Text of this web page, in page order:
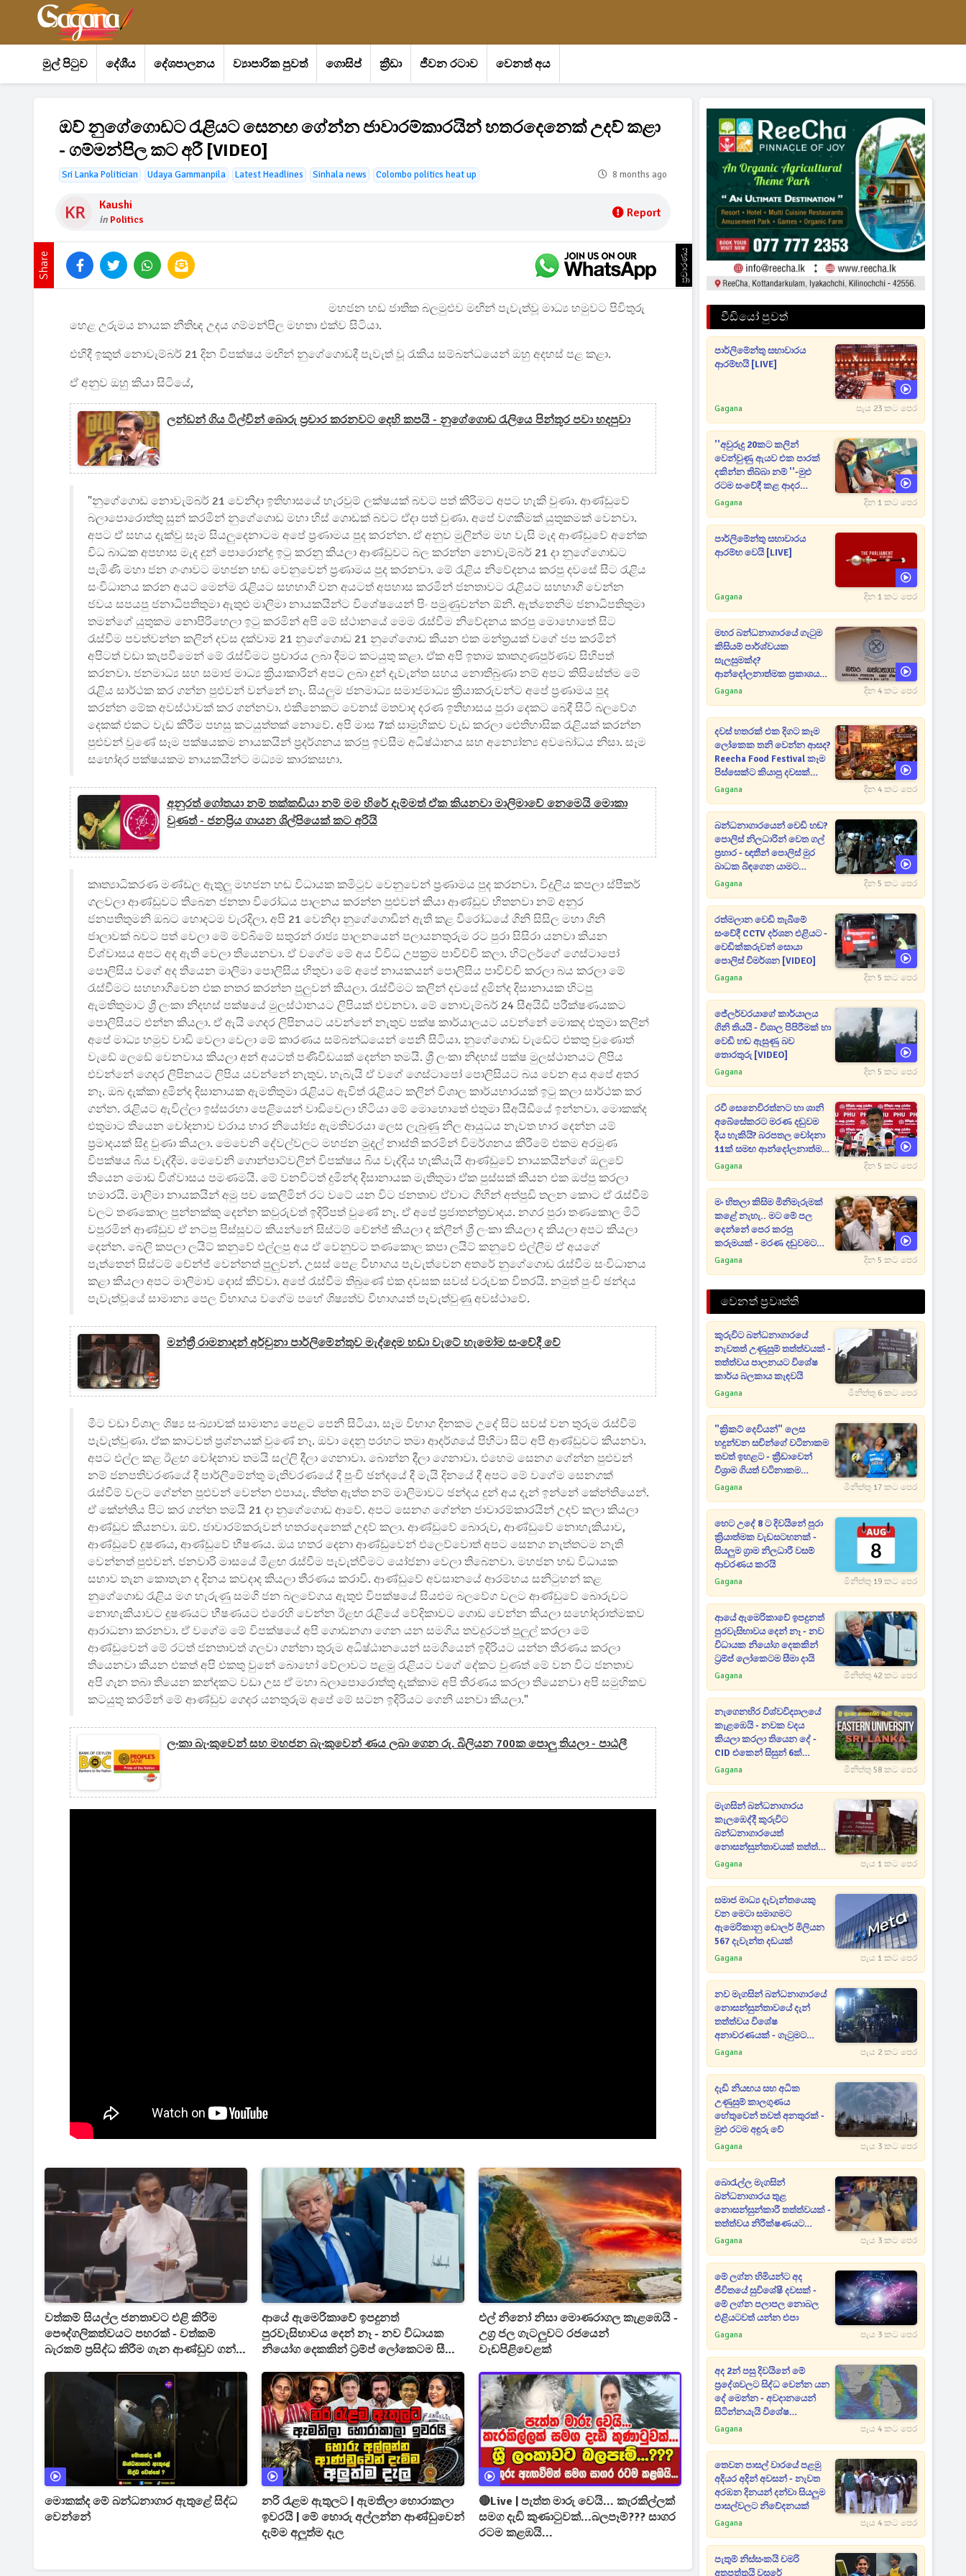
මුල් පිටුව දේශීය දේශපාලනය ව්‍යාපාරික පුවත් ගොසිප් ක්‍රීඩා ජීවන රටාව වෙනත් අය
ඔව් නුගේගොඩට රැළියට සෙනඟ ගේන්න ජාවාරම්කාරයින් හතරදෙනෙක් උදව් කළා
- ගම්මන්පිල කට අරී [VIDEO]
Sri Lanka Politician Udaya Gammanpila Latest Headlines Sinhala news Colombo politics heat up 8 months ago
Kaushi
in Politics Report
Share ප්‍රචාරණය
මහජන හඩ ජාතික බලමුළුව මඟින් පැවැත්වූ මාධ්‍ය හමුවට පිවිතුරු
හෙළ උරුමය නායක නීතිඥ උදය ගම්මන්පිල මහතා එක්ව සිටියා.
එහිදී ඉකුත් නොවැම්බර් 21 දින විපක්ෂය මඟින් නුගේගොඩදී පැවැත් වූ රැකිය සම්බන්ධයෙන් ඔහු අදහස් පළ කළා.
ඒ අනුව ඔහු කියා සිටියේ,
ලන්ඩන් ගිය ටිල්වින් බොරු ප්‍රචාර කරනවට දෙහි කපයි - නුගේගොඩ රැලියෙ පින්තූර පවා හදපුවා
"නුගේගොඩ නොවැම්බර් 21 වෙනිදා ඉතිහාසයේ හැරවුම් ලක්ෂයක් බවට පත් කිරිමට අපට හැකි වුණා. ආණ්ඩුවේ
බලාපොරොත්තු සුන් කරමින් නුගේගොඩ මහා හිස් ගොඩක් බවට ඒදා පත් වුණා. අපේ වගකීමක් යුතුකමක් වෙනවා.
අපට ඒ සහය දැක්වු සෑම සියලුදෙනාටම අපේ ප්‍රණාමය පුද කරන්න. ඒ අනුව මුලින්ම මහ වැසි මැද ආණ්ඩුවේ අනේක
විධ බාධක අපහාස මැද දුන් පොරොන්දු ඉටු කරනු කියලා ආණ්ඩුවට බල කරන්න නොවැම්බර් 21 දා නුගේගොඩට
පැමිණි මහා ජන ගංගාවට මහජන හඬ වෙනුවෙන් ප්‍රණාමය පුද කරනවා. මේ රැළිය නිවේදනය කරපු දවසේ සිට රැළිය
සංවිධානය කරන අයට මෙන්ම රැළියට සහභාගි වන අයටත් අපහාස කරමින් ජනතාවට රැළියට සහභාගි වෙන්න
ජවය සපයපු ජනාධිපතිතුමා ඇතුළු මාලිමා නායකයින්ට විශේෂයෙන් පිං පමුණුවන්න ඕනි. ඇත්තෙනිම ජනාධිපතිතුමා
තමන්ගේ යුතුකම නොපිරිහෙලා ඉටු කරමින් අපි මේ ස්ථානයේ මෙම රැස්වීම නිවේදනය කරපු මොහොතේ සිට
රැස්වීම පවත්වන්න කලින් දවස දක්වාම 21 නුගේගොඩ 21 නුගේගොඩ කියන එක මන්ත්‍රයක් වගේ ජප කරමින්
අපිටත් වඩා කැපවීමෙන් මේ රැස්විමට ප්‍රචාරය ලබා දීමට කටයුතු කළා. ඒක අපි ඉතාම කෘතගුණපුර්ණව සිහිපත්
කරනවා. ජනමාධ්‍ය සහ සමාජ මාධ්‍ය ක්‍රියාකාරින් අපට ලබා දුන් දැවැන්ත සහය නොතිබුණා නම් අපට කිසිසේත්ම මේ
රැළිය සාර්ථක කර ගන්න පුළුවන් වන්නේ නෑ. සියලුම ජනමාධ්‍ය සමාජමාධ්‍ය ක්‍රියාකරුවන්ට අපේ ප්‍රණාමය පුද
කරන්න මේක අවස්ථාවක් කර ගන්නවා. එකිනෙකට වෙනස් මතවාද දරණ ඉතිහාසය පුරා දෙකට බෙදී සිටි බලවේග
දෙකක් එකට වැඩ කිරීම පහසු කටයුත්තක් නොවේ. අපි මාස 7ක් සාමුහිකව වැඩ කරලා ඓතිහාසික රැළියක් කරන්න
පුළුවන් වුණේ සෑම පක්ෂයකම නායකයින් ප්‍රදර්ශනය කරපු ඉවසීම අධිෂ්ඨානය සහ අන්‍යෝන්‍ය අවබෝධය නිසා. සෑම
සහෝදර පක්ෂයකම නායකයින්ට මධ්‍යම කාරකසභා.
අනුරත් ගෝතයා නම් තක්කඩියා නම් මම හිරේ දැම්මත් ඒක කියනවා මාලිමාවේ නෙමෙයි මොකා
වුණත් - ජනප්‍රිය ගායන ශිල්පියෙක් කට අරියි
කෘත්‍යාධිකරණ මණ්ඩල ඇතුලු මහජන හඬ විධායක කමිටුව වෙනුවෙන් ප්‍රණාමය පුද කරනවා. විදුලිය කපලා ස්පීකර්
ගලවලා ආණ්ඩුවට තිබෙන ජනතා විරෝධය පාලනය කරන්න පුළුවන් කියා ආණ්ඩුව හිතනවා නම් අනුර
ජනපතිතුමනි ඔබට හොදටම වැරදිලා. අපි 21 වෙනිදා නුගේගොඩින් ඇති කළ විරෝධයේ ගිනි සිසිල මහා ගිනි
ජාලාවක් බවට පත් වෙලා මේ මව්බිමේ සතුරන් රාජ්‍ය පාලනයෙන් පලායනතුරුම රට පුරා සිසිරා යනවා කියන
විශ්වාසය අපට අද ඇති වෙලා තියෙනවා. ඒ වගේම මේ අය විවිධ උපක්‍රම පාවිච්චි කලා. හිට්ලර්ගේ ගෙස්ටාපෝ
පොලිසිය වගේ අද තියෙන මාලිමා පොලිසිය හිතුවා මේ අපේ නායකයන් පොලිසිය පාවිච්චි කරලා බය කරලා මේ
රැස්වීමට සහභාගිවෙන එක නතර කරන්න පුලුවන් කියලා. රැස්වීමට කලින් දවසේ දුමින්ද දිසානායක හිටපු
ඇමතිතුමාට ශ්‍රී ලංකා නිදහස් පක්ෂයේ මුලස්ථානයට ලිපියක් එවනවා. මේ නොවැම්බර් 24 සීඅයිඩී පරීක්ෂණයකට
පොලිසියට එන්න කියලා. ඒ ඇයි ගෙදර ලිපිනයට යවන්නේ නැතුව පක්ෂ කාර්යාලයට යවන්නේ මොකද එතුමා කලින්
අපේ මාධ්‍ය හමුව වාඩි වෙලා වෙලා මේ කාරණය සම්බන්ධයෙන් පෙනී සිටියා. නුගේගොඩ වැඩේට එකතු වුණොත්
වැඩේ ලෙඩේ වෙනවාය කියලා අන් අයටත් පණිවිඩයක් දෙන්න තමයි. ශ්‍රී ලංකා නිදහස් පක්ෂ මුලස්ථානයට ලිපිය
එවන්නේ ගෙදර ලිපිනයට ලිපිය යවන්නේ නැතුව. හැබැයි ඒ වගේ ගෙස්ටාපෝ පොලිසියට බය වෙන අය අපේ අතර
නෑ. ඔබ දැක්කා දුමින්ද දිසානායක ඇමතිතුමා රැළියට ඇවිත් රැළියට කලින් විශාල කාර්යභාරයක් ඉටු කලා සාර්ථක කර
ගන්න. රැළියට ඇවිල්ලා ඉස්සරහා පෙළියෙන් වාඩිවෙලා හිටියා මේ මොහොතේ එතුමා සීඅයිඩීයේ ඉන්නවා. මොකක්ද
එතුමාට තියෙන චෝදනාව වරාය භාර නියෝජ්‍ය ඇමතිවරයා ලෙස ලැබුණු නිල ආයුධය නැවත භාර දෙන්න යම්
ප්‍රමාදයක් සිදු වුණා කියලා. මෙවෙනි දේවල්වලට මහජන මුදල් නාස්ති කරමින් විමර්ශනය කිරීමේ එකම අරමුණ
විපක්ෂය බිය වැද්දීම. මෙවෙනි ගොන්පාට්වලින් විපක්ෂය බිය වැද්දිය හැකියැයි ආණ්ඩුවේ නායකයින්ගේ ඔලුවේ
තියෙන මොඩ වි‍ශ්වාසය පමණමයි. මේ වනවිටත් දුමින්ද දිසානායක මැතිතුමා ඒක පුස්සක් කියන එක ඔප්පු කරලා
හමාරයි. මාලිමා නායකයින් අමු පච කෙලිමින් රට වටේ යන විට ජනතාව ඒවාට ගිහින් අත්පුඩි තලන කොට ඒ රැස්වීම්
වලට තණකොල පුන්නක්කු දෙන්න කවුරුවත් ඉදිරිපත් වුණේ නෑ. ඒ අපේ ප්‍රජාතන්ත්‍රවාදය. නගර පුරා තණකොල මිටි
වපුරමින් ආණ්ඩුව ඒ නටපු පිස්සුවට කියන්නේ සිස්ටම් චේන්ජ් කියලා ද ක්ලීන් ශ්‍රී ලංකා කියලා ද කියලා අපට කියලා
දෙන්න. බෙලි කපලා ලයිට් කනුවේ එල්ලපු අය ඒ වෙනුවට තණකොල කපා ලයිට් කනුවේ එල්ලීම ඒ අයගේ
පැත්තෙන් සිස්ටම් චේන්ජ් වෙන්නත් පුලුවන්. උසස් පෙළ විභාගය පැවැත්වෙන අතරේ නුගේගොඩ රැස්වීම සංවිධානය
කළා කියලා අපට මාලිමාව දොස් කිව්වා. අපේ රැස්වීම තිබුණේ එක දවසක සවස් වරුවක විතරයි. නමුත් පුංචි ඡන්දය
පැවැත්වූයේ සාමාන්‍ය පෙල විභාගය වගේම පහේ ශිෂ්‍යත්ව විභාගයත් පැවැත්වුණු අවස්ථාවේ.
මන්ත්‍රී රාමනාදන් අර්චුනා පාර්ලිමේන්තුව මැද්දෙම හඩා වැටේ හැමෝම සංවේදී වේ
මීට වඩා විශාල ශිෂ්‍ය සංඛ්‍යාවක් සාමාන්‍ය පෙළට පෙනී සිටියා. සෑම විභාග දිනකම උදේ සිට සවස් වන තුරුම රැස්වීම්
පැවැත්වුණා. ඒක කාටවත් ප්‍රශ්නයක් වුණේ නෑ. ඔවා දෙනු පරහට තමා ආදර්ශයේ පිහිටා සිට අපි ආණ්ඩුවට කියනවා.
අපට එල්ල කළ ඊළඟ චෝදනාව තමයි සල්ලි දීලා ගෙනාවා. බොන්න දීලා ගෙනාවා. එහෙම සෙනග ගේන්න පුළුවන්
නම් ජනපතිවරණයේ දී පාර්ලිමේන්තු මැතිවරණයේ දී පුංචි ඡන්දයේ දී මැයි දිනයේ දී අපට මේ වගේම සෙනගක්
රැස්වීම් වලට ගේන්න පුළුවන් වෙන්න එපායැ. තිත්ත ඇත්ත නම් මාලිමාවට ඡන්දය දුන් අය දැන් ඉන්නේ කේන්තියෙන්.
ඒ කේන්තිය පිට කර ගන්න තමයි 21 දා නුගේගොඩ ආවේ. අපට සෙනග ගේන්න ජාවාරම්කාරයින් උදව් කලා කියලා
ආණ්ඩුව කියනවා. ඔව්. ජාවාරම්කරුවන් හතරදෙනෙක් උදව් කලා. ආණ්ඩුවේ බොරුව, ආණ්ඩුවේ නොහැකියාව,
ආණ්ඩුවේ දූෂණය, ආණ්ඩුවේ භීෂණය. ඔය හතර දෙනා ආණ්ඩුවෙන් එලෙව්වොත් අපට සෙනග නැත්තටම නැති
වෙන්නත් පුළුවන්. ජනවාරි මාසයේ මීළඟ රැස්වීම පැවැත්වීමට යෝජනා වෙලා තිබෙනවා. මහජන හඬ විධායක
සභාව තැන කොතැන ද දිනය කවදාද කියලා තීරණය කරාවි. ආණ්ඩුවේ අවසානයේ ආරම්භය සනිටුහන් කළ
නුගේගොඩ රැළිය මග හැරුණු සමගි ජන බලවේගය ඇතුළු විපක්ෂයේ සියළුම බලවේග වලට ආණ්ඩුවේ බොරුවට
නොහැකියාවට දූෂණයට භීෂණයට එරෙහි වෙන්න ඊළඟ රැළියේ වේදිකාවට ගොඩ වෙන්න කියලා සහෝදරාත්මකව
ආරාධනා කරනවා. ඒ වගේම මේ විපක්ෂ‍යේ අපි ගොඩනගා ගෙන යන සමගිය තවදුරටත් පුලුල් කරලා මේ
ආ‍ණ්ඩුවෙන් මේ රටත් ජනතාවත් ගලවා ගන්නා තුරුම අධිෂ්ඨානයෙන් සමගියෙන් ඉදිරියට යන්න තීරණය කරලා
තියෙනවා කියන එකත් අපි එකතු වුනේ බොහෝ වේලාවට පළමු රැළියට වගේ දේකට වුණත් මේ වන විට ජනතාව
අපි ගැන තබා තියෙන කන්දකට වඩා උස ඒ මහා බලාපොරොත්තු දැක්කාම අපි තීරණය කරලා තියෙනවා අපි සමුහිකව
කටයුතු කරමින් මේ ආණ්ඩුව ගෙදර යනතුරුම අපේ මේ සටන ඉදිරියට ගෙනි යනවා කියලා."
ලංකා බැංකුවෙන් සහ මහජන බැංකුවෙන් ණය ලබා ගෙන රු. බිලියන 700ක පොලු තියලා - පාඨලී
වත්කම් සියල්ල ජනතාවට එළි කිරීම
පෞද්ගලිකත්වයට පහරක් - වත්කම්
බැරකම් ප්‍රසිද්ධ කිරීම ගැන ආණ්ඩුව ගන්න
ආයේ ඇමෙරිකාවේ ඉපදුනත්
පුරවැසිභාවය දෙන් නෑ - නව විධායක
නියෝග දෙකකින් ට්‍රම්ප් ලෝකෙටම සීමා
එල් නිනෝ නිසා මොණරාගල කැළඹෙයි -
උග්‍ර ජල ගැටලුවට රජයෙන්
වැඩපිළිවෙළක්
මොකක්ද මේ බන්ධනාගාර ඇතුළේ සිද්ධ
වෙන්නේ
නරි රැළම ඇතුලට | ඇමතිලා හොරාකලා
ඉවරයි | මේ හොරු අල්ලන්න ආණ්ඩුවෙන්
දැම්ම අලුත්ම දැල
🔴Live | පැත්ත මාරු වෙයි... කැරකිල්ලක්
සමග දැඩි කුණාටුවක්...බලපෑම්??? සාගර
රටම කළඹයි...
වීඩියෝ පුවත්
පාර්ලිමේන්තු සභාවාරය
ආරම්භයි [LIVE]
Gagana පැය 23 කට පෙර
''අවුරුදු 20කට කලින්
වෙන්වුණු ඇයව එක පාරක්
දකින්න තිබ්බා නම් ''-මුළු
රටම සංවේදී කළ ආදර
අමරණීය මතකය
Gagana දින 1 කට පෙර
පාර්ලිමේන්තු සභාවාරය
ආරම්භ වෙයි [LIVE]
Gagana දින 1 කට පෙර
මහර බන්ධනාගාරයේ ගැටුම
කිසියම් පාර්ශ්වයක
සැලසුමක්ද?
ආන්දෝලනාත්මක ප්‍රකාශයක්
එළියට [VIDEO]
Gagana දින 4 කට පෙර
දවස් හතරක් එක දිගට කෑම
ලෝකෙක තනි වෙන්න ආසද?
Reecha Food Festival කෑම
පිස්සෙක්ට කියාපු දවසක්
මෙන්න
Gagana දින 4 කට පෙර
බන්ධනාගාරයෙන් වෙඩි හඬ?
පොලිස් නිලධාරින් වෙත ගල්
ප්‍රහාර - ඥාතීන් පොලිස් මුර
බාධක බිඳගෙන යාමට
උත්සාහයක [VIDEO]
Gagana දින 5 කට පෙර
රත්මලාන වෙඩි තැබීමේ
සංවේදී CCTV දර්ශන එළියට -
වෙඩික්කරුවන් සොයා
පොලිස් විමර්ශන [VIDEO]
Gagana දින 5 කට පෙර
ජේලර්වරයාගේ කාර්යාලය
ගිනි තියයි - විශාල පිපිරීමක් හා
වෙඩි හඬ ඇසුණු බව
තොරතුරු [VIDEO]
Gagana දින 5 කට පෙර
රවී සෙනෙවිරත්නට හා ශානි
අබේසේකරට මරණ දඬුවම
දිය හැකියි? බරපතල චෝදනා
11ක් සමඟ ආන්දෝලනාත්මක
ප්‍රකාශයක් [VIDEO]
Gagana දින 5 කට පෙර
මං හිතලා කිසිම මිනිමැරුමක්
කළේ නැහැ.. මට මේ පල
දෙන්නේ පෙර කරපු
කරුමයක් - මරණ දඬුවමට
කළින් කට ඇරපු පූජිත් හඬා
Gagana දින 5 කට පෙර
වෙනත් ප්‍රවෘත්ති
කුරුවිට බන්ධනාගාරයේ
නැවතත් උණුසුම් තත්ත්වයක් -
තත්ත්වය පාලනයට විශේෂ
කාර්ය බලකාය කැඳවයි
Gagana මිනිත්තු 6 කට පෙර
"ක්‍රිකට් දෙවියන්" ලෙස
හදුන්වන සචින්ගේ වටිනාකම
තවත් ඉහළට - ක්‍රීඩාවෙන්
විශ්‍රාම ගියත් වටිනාකම
අඩුවෙලා නැහැ
Gagana මිනිත්තු 17 කට පෙර
හෙට උදේ 8 ට දිවයිනේ පුරා
ක්‍රියාත්මක වැඩසටහනක් -
සියලුම ග්‍රාම නිලධාරී වසම්
ආවරණය කරයි
Gagana මිනිත්තු 19 කට පෙර
ආයේ ඇමෙරිකාවේ ඉපදුනත්
පුරවැසිභාවය දෙන් නෑ - නව
විධායක නියෝග දෙකකින්
ට්‍රම්ප් ලෝකෙටම සීමා දායි
Gagana මිනිත්තු 42 කට පෙර
නැගෙනහිර විශ්වවිද්‍යාලයේ
කැළඹෙයි - නවක වදය
කියලා කරලා තියෙන දේ -
CID එකෙන් සිසුන් 6ක්
අත්අඩංගුවට
Gagana මිනිත්තු 58 කට පෙර
මැගසින් බන්ධනාගාරය
කැලඹෙද්දී කුරුවිට
බන්ධනාගාරයෙත්
නොසන්සුන්තාවයක් තත්ත්වය
පාලනයට පොලිසියෙන් කඳුළු
Gagana පැය 1 කට පෙර
සමාජ මාධ්‍ය දැවැන්තයෙකු
වන මෙටා සමාගමට
ඇමෙරිකානු ඩොලර් මිලියන
567 දැවැන්ත දඩයක්
Gagana පැය 1 කට පෙර
නව මැගසින් බන්ධනාගාරයේ
නොසන්සුන්තාවයේ දැන්
තත්ත්වය විශේෂ
අනාවරණයක් - ගැටුමට
හේතුවත් හෙළිවෙයි
Gagana පැය 2 කට පෙර
දැඩි නියඟය සහ අධික
උණුසුම් කාලගුණය
හේතුවෙන් තවත් අනතුරක් -
මුළු රටම අඳුරු වේ
Gagana පැය 3 කට පෙර
බොරැල්ල මැගසින්
බන්ධනාගාරය තුළ
නොසන්සුන්කාරී තත්ත්වයක් -
තත්ත්වය නිරීක්ෂණයට
ඩ්‍රෝන යානා ද යොදවයි
Gagana පැය 3 කට පෙර
මේ ලග්න හිමියන්ට අද
ජීවිතයේ සුවිශේෂී දවසක් -
මේ ලග්න පලාපල නොබල
එළියටවත් යන්න එපා
Gagana පැය 3 කට පෙර
අද 2න් පසු දිවයිනේ මේ
ප්‍රදේශවලට සිද්ධ වෙන්න යන
දේ මෙන්න - අවදානයෙන්
සිටින්නයැයි විශේෂ
නිවේදනයක්
Gagana පැය 4 කට පෙර
තෙවන පාසල් වාරයේ පළමු
අදියර අදින් අවසන් - නැවත
අරඹන දිනයන් දන්වා සියලුම
පාසල්වලට නිවේදනයක්
Gagana පැය 4 කට පෙර
පැතුම් නිස්සංකයි චමරි
අතපත්තුයි වසරේ